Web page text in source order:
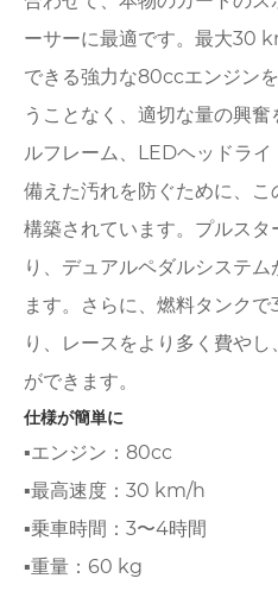
ーサーに最適です。最大30
できる強力な80ccエンジン
うことなく、適切な量の興
ルフレーム、LEDヘッドラ
備えた汚れを防ぐために、
構築されています。プルス
り、デュアルペダルシステ
ます。さらに、燃料タンク
り、レースをより多く費や
ができます。
仕様が簡単に
▪エンジン：80cc
▪最高速度：30 km/h
▪乗車時間：3〜4時間
▪重量：60 kg